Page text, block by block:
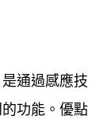
通過感應技
功能。優點